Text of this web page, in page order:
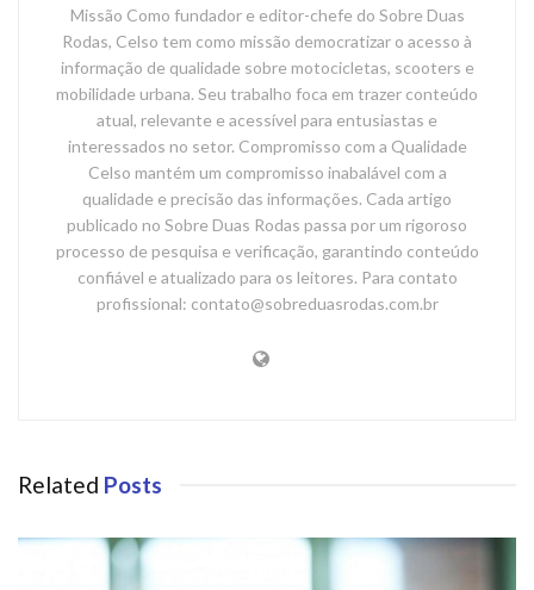
Missão Como fundador e editor-chefe do Sobre Duas
Rodas, Celso tem como missão democratizar o acesso à
informação de qualidade sobre motocicletas, scooters e
mobilidade urbana. Seu trabalho foca em trazer conteúdo
atual, relevante e acessível para entusiastas e
interessados no setor. Compromisso com a Qualidade
Celso mantém um compromisso inabalável com a
qualidade e precisão das informações. Cada artigo
publicado no Sobre Duas Rodas passa por um rigoroso
processo de pesquisa e verificação, garantindo conteúdo
confiável e atualizado para os leitores. Para contato
profissional: contato@sobreduasrodas.com.br
Related Posts